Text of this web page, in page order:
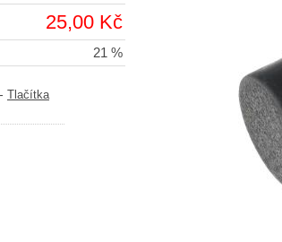
25,00 Kč
21 %
-
Tlačítka